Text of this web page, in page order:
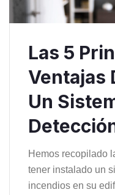
Las 5
Ventajas
Un
Hemos recopilado
tener instalado un
incendios en su